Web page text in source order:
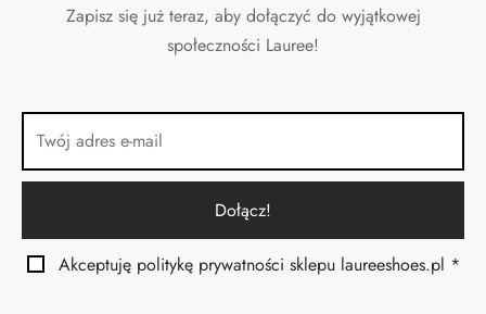
Zapisz się już teraz, aby dołączyć do wyjątkowej
społeczności Lauree!
Akceptuję politykę prywatności sklepu laureeshoes.pl *